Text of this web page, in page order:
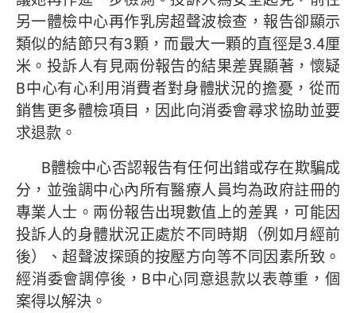
另一體檢中心再作乳房超聲波檢查，報告卻顯示
類似的結節只有3顆，而最大一顆的直徑是3.4厘
米。投訴人有見兩份報告的結果差異顯著，懷疑
B中心有心利用消費者對身體狀況的擔憂，從而
銷售更多體檢項目，因此向消委會尋求協助並要
求退款。
B體檢中心否認報告有任何出錯或存在欺騙成
分，並強調中心內所有醫療人員均為政府註冊的
專業人士。兩份報告出現數值上的差異，可能因
投訴人的身體狀況正處於不同時期（例如月經前
後）、超聲波探頭的按壓方向等不同因素所致。
經消委會調停後，B中心同意退款以表尊重，個
案得以解決。